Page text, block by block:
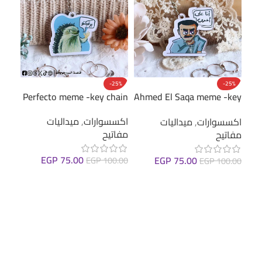
-25%
Ahmed El Saqa meme -key
اكسسوارات,ميداليات
مفاتيح
EGP100.00
EGP 75.00
-25%
Perfecto meme -key chain
اكسسوارات,ميداليات
مفاتيح
EGP100.00
EGP 75.00